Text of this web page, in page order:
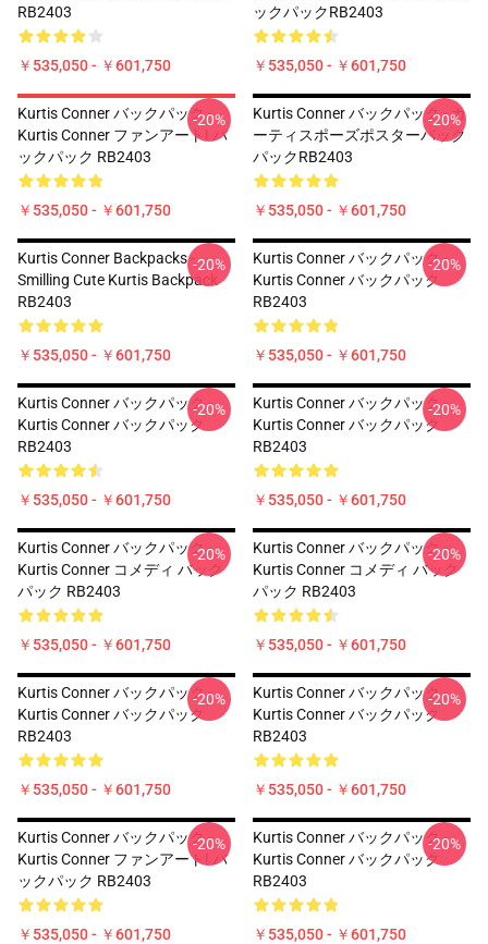
RB2403
￥535,050 - ￥601,750
ックパックRB2403
￥535,050 - ￥601,750
Kurtis Conner バックパック -
Kurtis Conner ファンアート! バ
ックパック RB2403
￥535,050 - ￥601,750
-20%
Kurtis Conner バックパック - カ
ーティスポーズポスターバック
パックRB2403
￥535,050 - ￥601,750
-20%
Kurtis Conner Backpacks -
Smilling Cute Kurtis Backpack
RB2403
￥535,050 - ￥601,750
-20%
Kurtis Conner バックパック -
Kurtis Conner バックパック
RB2403
￥535,050 - ￥601,750
-20%
Kurtis Conner バックパック -
Kurtis Conner バックパック
RB2403
￥535,050 - ￥601,750
-20%
Kurtis Conner バックパック -
Kurtis Conner バックパック
RB2403
￥535,050 - ￥601,750
-20%
Kurtis Conner バックパック -
Kurtis Conner コメディ バック
パック RB2403
￥535,050 - ￥601,750
-20%
Kurtis Conner バックパック -
Kurtis Conner コメディ バック
パック RB2403
￥535,050 - ￥601,750
-20%
Kurtis Conner バックパック -
Kurtis Conner バックパック
RB2403
￥535,050 - ￥601,750
-20%
Kurtis Conner バックパック -
Kurtis Conner バックパック
RB2403
￥535,050 - ￥601,750
-20%
Kurtis Conner バックパック -
Kurtis Conner ファンアート! バ
ックパック RB2403
￥535,050 - ￥601,750
-20%
Kurtis Conner バックパック -
Kurtis Conner バックパック
RB2403
￥535,050 - ￥601,750
-20%